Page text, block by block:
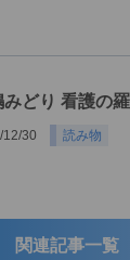
みどり 看護の
30 読み物
関連記事一覧